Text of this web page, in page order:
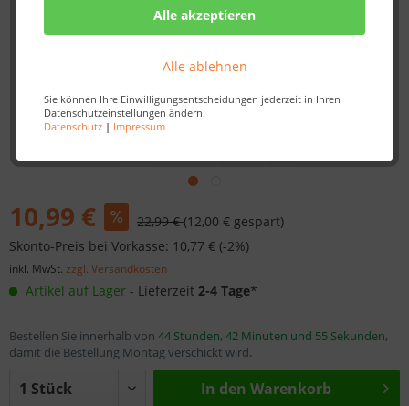
Alle akzeptieren
Alle ablehnen
Sie können Ihre Einwilligungsentscheidungen jederzeit in Ihren
Datenschutzeinstellungen ändern.
Datenschutz| Impressum
10,99 € 22,99 €(12,00 € gespart)
Skonto-Preis bei Vorkasse: 10,77 € (-2%)
inkl. MwSt. zzgl. Versandkosten
Artikel auf Lager - Lieferzeit 2-4 Tage*
Bestellen Sie innerhalb von 44 Stunden, 42 Minuten und 55 Sekunden,
damit die Bestellung Montag verschickt wird.
In den Warenkorb